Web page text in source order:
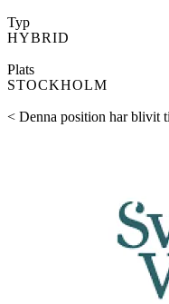
Typ
HYBRID
Plats
STOCKHOLM
< Denna position har blivit